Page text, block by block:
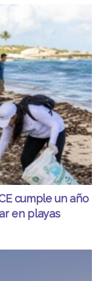
cumple un año
en playas